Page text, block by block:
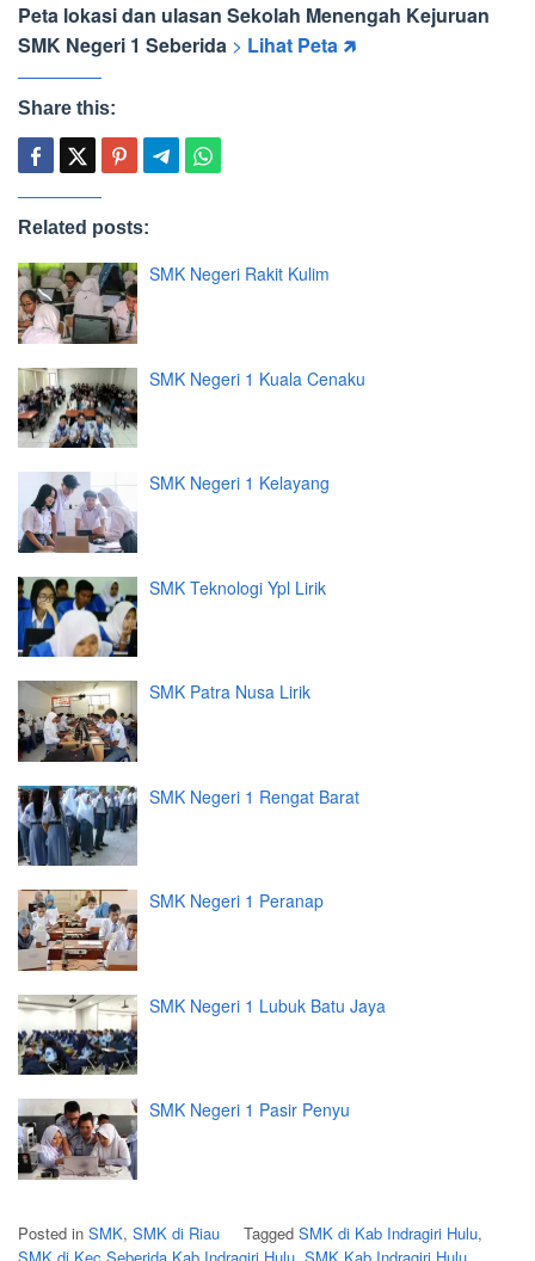
Peta lokasi dan ulasan Sekolah Menengah Kejuruan
SMK Negeri 1 Seberida > Lihat Peta 🡵
Share this:
Related posts:
SMK Negeri Rakit Kulim
SMK Negeri 1 Kuala Cenaku
SMK Negeri 1 Kelayang
SMK Teknologi Ypl Lirik
SMK Patra Nusa Lirik
SMK Negeri 1 Rengat Barat
SMK Negeri 1 Peranap
SMK Negeri 1 Lubuk Batu Jaya
SMK Negeri 1 Pasir Penyu
Posted in SMK, SMK di Riau Tagged SMK di Kab Indragiri Hulu,
SMK di Kec Seberida Kab Indragiri Hulu, SMK Kab Indragiri Hulu